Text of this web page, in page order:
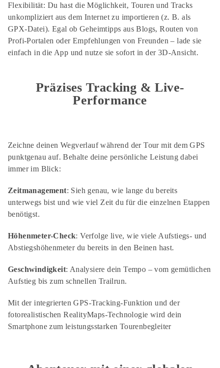
Flexibilität: Du hast die Möglichkeit, Touren und Tracks
unkompliziert aus dem Internet zu importieren (z. B. als
GPX-Datei). Egal ob Geheimtipps aus Blogs, Routen von
Profi-Portalen oder Empfehlungen von Freunden – lade sie
einfach in die App und nutze sie sofort in der 3D-Ansicht.
Präzises Tracking & Live-
Performance
Zeichne deinen Wegverlauf während der Tour mit dem GPS
punktgenau auf. Behalte deine persönliche Leistung dabei
immer im Blick:
Zeitmanagement: Sieh genau, wie lange du bereits
unterwegs bist und wie viel Zeit du für die einzelnen Etappen
benötigst.
Höhenmeter-Check: Verfolge live, wie viele Aufstiegs- und
Abstiegshöhenmeter du bereits in den Beinen hast.
Geschwindigkeit: Analysiere dein Tempo – vom gemütlichen
Aufstieg bis zum schnellen Trailrun.
Mit der integrierten GPS-Tracking-Funktion und der
fotorealistischen RealityMaps-Technologie wird dein
Smartphone zum leistungsstarken Tourenbegleiter